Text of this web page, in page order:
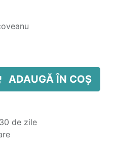
ADAUGĂ ÎN COȘ
de zile